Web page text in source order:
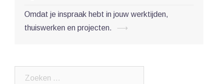
Omdat je inspraak hebt in jouw werktijden,
thuiswerken en projecten.
⟶